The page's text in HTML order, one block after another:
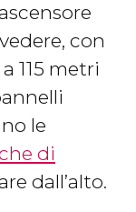
con
115 metri
le
di
dall’alto.